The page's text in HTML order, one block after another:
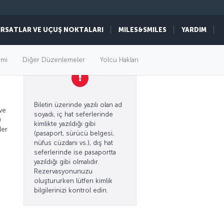
VE UÇUŞ NOKTALARI MILES&SMILES YARDIM
Diğer Düzenlemeler Yolcu Hakları
Biletin üzerinde yazılı olan ad
soyadı, iç hat seferlerinde
kimlikte yazıldığı gibi
(pasaport, sürücü belgesi,
nüfus cüzdanı vs.), dış hat
seferlerinde ise pasaportta
yazıldığı gibi olmalıdır.
Rezervasyonunuzu
oluştururken lütfen kimlik
bilgilerinizi kontrol edin.